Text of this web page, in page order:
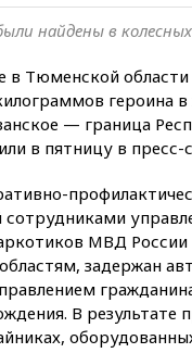
найдены в
в Тюменской
героина
— граница
в пятницу в пресс-
МВД
задержан
В результате